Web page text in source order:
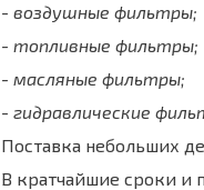
- воздушные фильтры;
- топливные фильтры;
- масляные фильтры;
- гидравлические
Поставка небольших
В кратчайшие сроки